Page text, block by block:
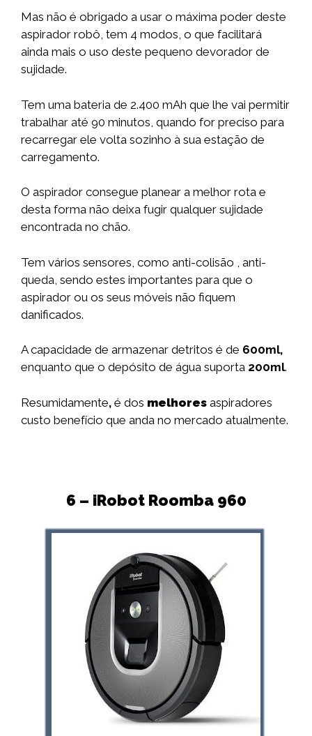
Mas não é obrigado a usar o máxima poder deste
aspirador robô, tem 4 modos, o que facilitará
ainda mais o uso deste pequeno devorador de
sujidade.
Tem uma bateria de 2.400 mAh que lhe vai permitir
trabalhar até 90 minutos, quando for preciso para
recarregar ele volta sozinho à sua estação de
carregamento.
O aspirador consegue planear a melhor rota e
desta forma não deixa fugir qualquer sujidade
encontrada no chão.
Tem vários sensores, como anti-colisão , anti-
queda, sendo estes importantes para que o
aspirador ou os seus móveis não fiquem
danificados.
A capacidade de armazenar detritos é de 600ml,
enquanto que o depósito de água suporta 200ml.
Resumidamente, é dos melhores aspiradores
custo benefício que anda no mercado atualmente.
6 – iRobot Roomba 960